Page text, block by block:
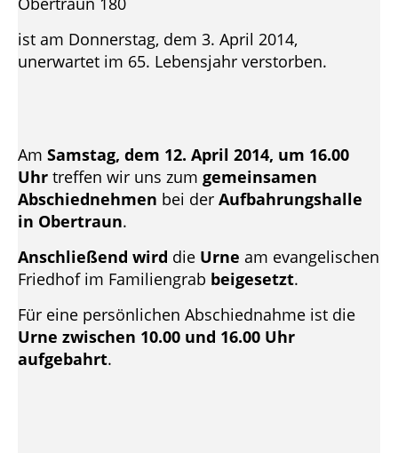
ist am Donnerstag, dem 3. April 2014,
unerwartet im 65. Lebensjahr verstorben.
Am Samstag, dem 12. April 2014, um 16.00
Uhr treffen wir uns zum gemeinsamen
Abschiednehmen bei der Aufbahrungshalle
in Obertraun.
Anschließend wird die Urne am evangelischen
Friedhof im Familiengrab beigesetzt.
Für eine persönlichen Abschiednahme ist die
Urne zwischen 10.00 und 16.00 Uhr
aufgebahrt.